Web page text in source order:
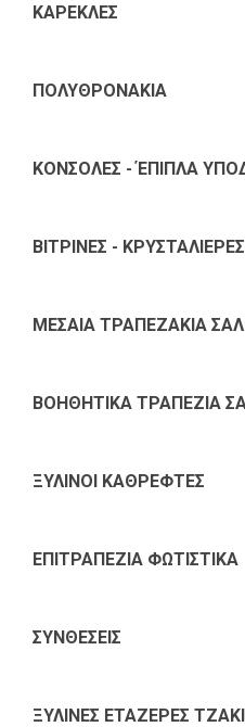
ΚΑΡΕΚΛΕΣ
ΠΟΛΥΘΡΟΝΑΚΙΑ
ΚΟΝΣΟΛΕΣ - ΈΠΙΠΛΑ
ΒΙΤΡΙΝΕΣ - ΚΡΥΣΤΑΛΙΕΡΕΣ
ΜΕΣΑΙΑ ΤΡΑΠΕΖΑΚΙΑ
ΒΟΗΘΗΤΙΚΑ ΤΡΑΠΕΖΙΑ
ΞΥΛΙΝΟΙ ΚΑΘΡΕΦΤΕΣ
ΕΠΙΤΡΑΠΕΖΙΑ ΦΩΤΙΣΤΙΚΑ
ΣΥΝΘΕΣΕΙΣ
ΞΥΛΙΝΕΣ ΕΤΑΖΕΡΕΣ